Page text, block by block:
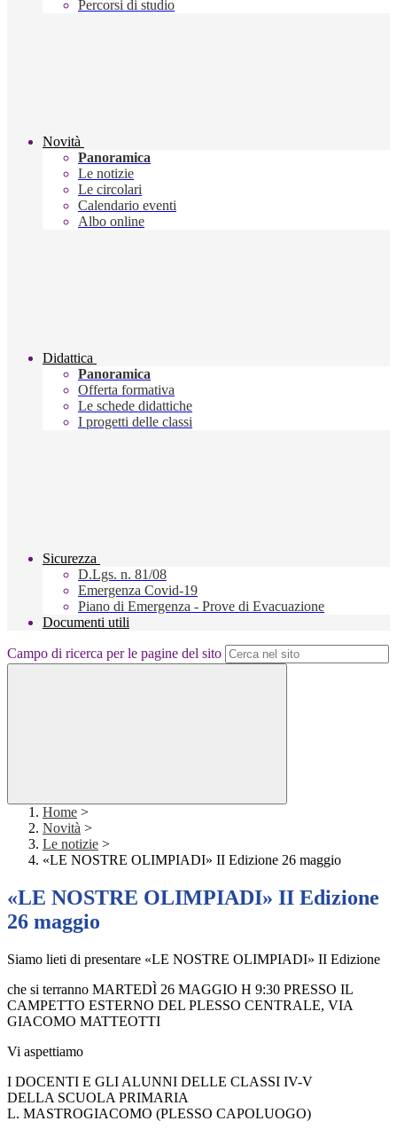
Percorsi di studio
Novità
Panoramica
Le notizie
Le circolari
Calendario eventi
Albo online
Didattica
Panoramica
Offerta formativa
Le schede didattiche
I progetti delle classi
Sicurezza
D.Lgs. n. 81/08
Emergenza Covid-19
Piano di Emergenza - Prove di Evacuazione
Documenti utili
Campo di ricerca per le pagine del sito
Home >
Novità >
Le notizie >
«LE NOSTRE OLIMPIADI» II Edizione 26 maggio
«LE NOSTRE OLIMPIADI» II Edizione
26 maggio
Siamo lieti di presentare «LE NOSTRE OLIMPIADI» II Edizione
che si terranno MARTEDÌ 26 MAGGIO H 9:30 PRESSO IL
CAMPETTO ESTERNO DEL PLESSO CENTRALE, VIA
GIACOMO MATTEOTTI
Vi aspettiamo
I DOCENTI E GLI ALUNNI DELLE CLASSI IV-V
DELLA SCUOLA PRIMARIA
L. MASTROGIACOMO (PLESSO CAPOLUOGO)